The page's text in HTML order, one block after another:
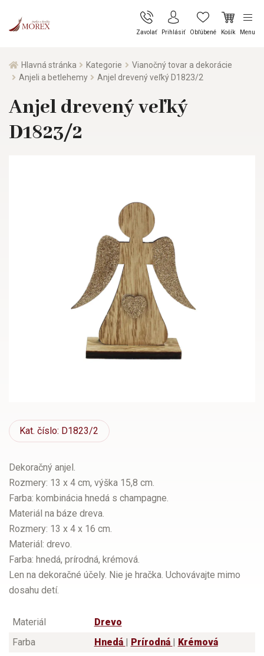
Zavolať Prihlásiť Obľúbené Košík Menu
Hlavná stránka Kategorie
Vianočný tovar a dekorácie
Anjeli a betlehemy
Anjel drevený veľký D1823/2
Anjel drevený veľký
D1823/2
Kat. číslo: D1823/2
Dekoračný anjel.
Rozmery: 13 x 4 cm, výška 15,8 cm.
Farba: kombinácia hnedá s champagne.
Materiál na báze dreva.
Rozmery: 13 x 4 x 16 cm.
Materiál: drevo.
Farba: hnedá, prírodná, krémová.
Len na dekoračné účely. Nie je hračka. Uchovávajte mimo
dosahu detí.
Materiál
Drevo
Farba
Hnedá Prírodná
Krémová